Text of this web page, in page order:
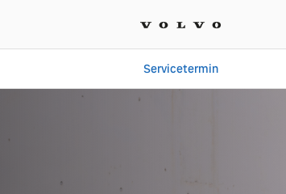
Mölln | Autohaus
Servicetermin